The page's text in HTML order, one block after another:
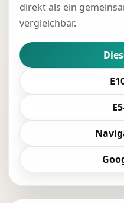
direkt als ein
vergleichbar.